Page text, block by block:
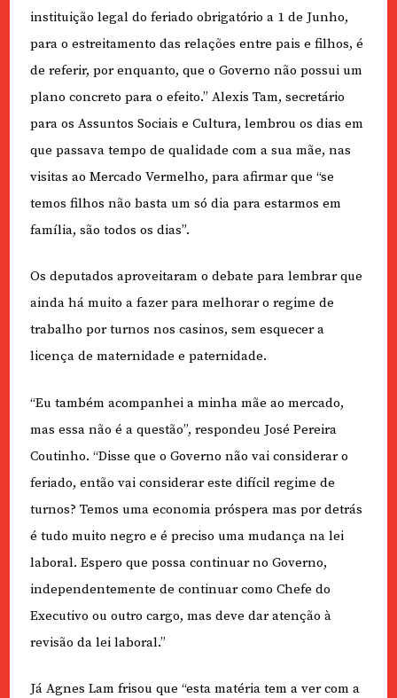
instituição legal do feriado obrigatório a 1 de Junho,
para o estreitamento das relações entre pais e filhos, é
de referir, por enquanto, que o Governo não possui um
plano concreto para o efeito.” Alexis Tam, secretário
para os Assuntos Sociais e Cultura, lembrou os dias em
que passava tempo de qualidade com a sua mãe, nas
visitas ao Mercado Vermelho, para afirmar que “se
temos filhos não basta um só dia para estarmos em
família, são todos os dias”.
Os deputados aproveitaram o debate para lembrar que
ainda há muito a fazer para melhorar o regime de
trabalho por turnos nos casinos, sem esquecer a
licença de maternidade e paternidade.
“Eu também acompanhei a minha mãe ao mercado,
mas essa não é a questão”, respondeu José Pereira
Coutinho. “Disse que o Governo não vai considerar o
feriado, então vai considerar este difícil regime de
turnos? Temos uma economia próspera mas por detrás
é tudo muito negro e é preciso uma mudança na lei
laboral. Espero que possa continuar no Governo,
independentemente de continuar como Chefe do
Executivo ou outro cargo, mas deve dar atenção à
revisão da lei laboral.”
Já Agnes Lam frisou que “esta matéria tem a ver com a